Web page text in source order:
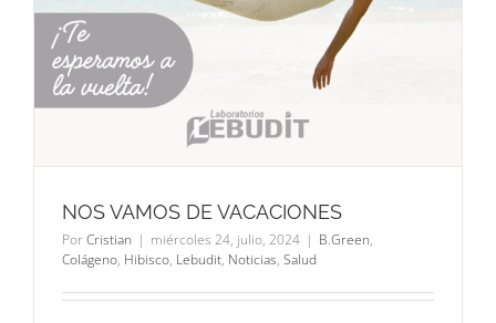
NOS VAMOS DE VACACIONES
PorCristian | miércoles 24, julio, 2024 | B.Green,
Colágeno, Hibisco, Lebudit, Noticias, Salud